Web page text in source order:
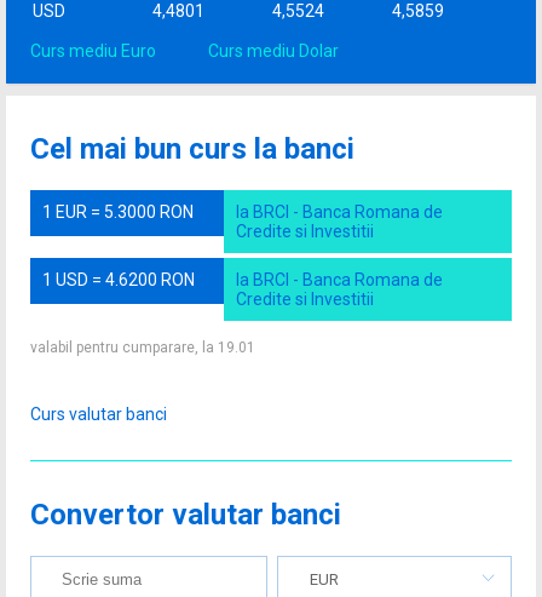
USD
4,4801 4,5524 4,5859
Curs mediu Euro Curs mediu Dolar
Cel mai bun curs la banci
1 EUR = 5.3000 RON
la BRCI - Banca Romana de
Credite si Investitii
1 USD = 4.6200 RON
la BRCI - Banca Romana de
Credite si Investitii
valabil pentru cumparare, la 19.01
Curs valutar banci
Convertor valutar banci
EUR